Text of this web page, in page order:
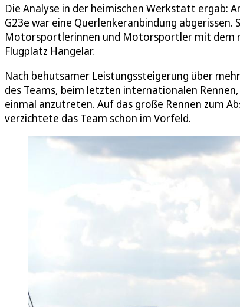
Die Analyse in der heimischen Werkstatt
G23e war eine Querlenkeranbindung
Motorsportlerinnen und Motorsportler mit dem
Flugplatz Hangelar.
Nach behutsamer Leistungssteigerung über
des Teams, beim letzten internationalen
einmal anzutreten. Auf das große Rennen zum
verzichtete das Team schon im Vorfeld.